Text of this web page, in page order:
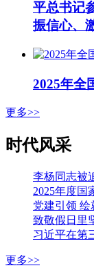
平总书记
振信心、
2025年全
更多>>
时代风采
李杨同志被
2025年度国
党建引领
致敬假日里
更多>>